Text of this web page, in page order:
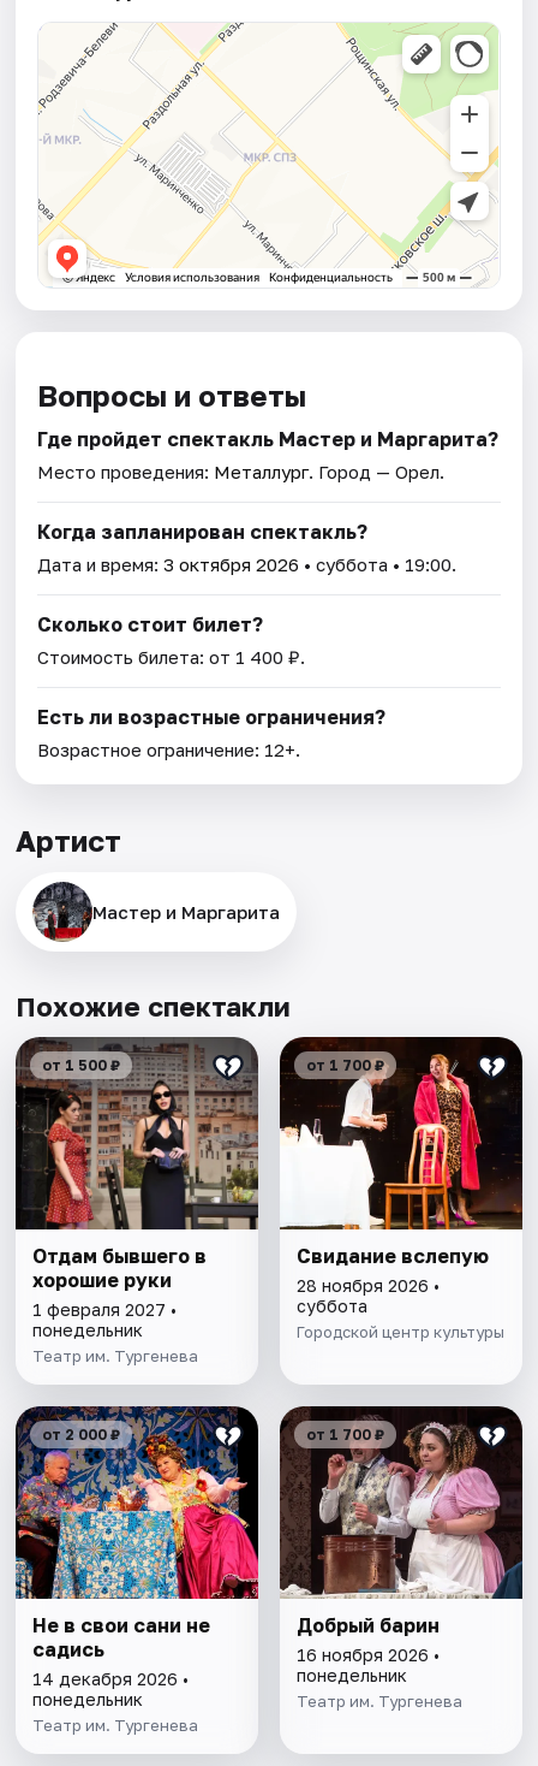
Вопросы и ответы
Где пройдет спектакль Мастер и Маргарита?
Место проведения: Металлург. Город — Орел.
Когда запланирован спектакль?
Дата и время:3 октября 2026 • суббота • 19:00.
Сколько стоит билет?
Стоимость билета: от 1 400 ₽.
Есть ли возрастные ограничения?
Возрастное ограничение: 12+.
Артист
Мастер и Маргарита
Похожие спектакли
от 1 500 ₽
Отдам бывшего в
хорошие руки
1 февраля 2027 •
понедельник
Театр им. Тургенева
от 1 700 ₽
Свидание вслепую
28 ноября 2026 •
суббота
Городской центр культуры
от 2 000 ₽
Не в свои сани не
садись
14 декабря 2026 •
понедельник
Театр им. Тургенева
от 1 700 ₽
Добрый барин
16 ноября 2026 •
понедельник
Театр им. Тургенева